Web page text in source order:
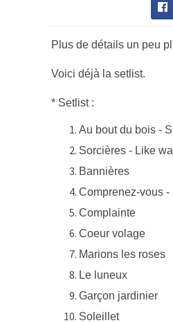
Plus de détails un peu
Voici déjà la setlist.
* Setlist :
Au bout du bois -
Sorcières - Like
Bannières
Comprenez-vous -
Complainte
Coeur volage
Marions les roses
Le luneux
Garçon jardinier
Soleillet